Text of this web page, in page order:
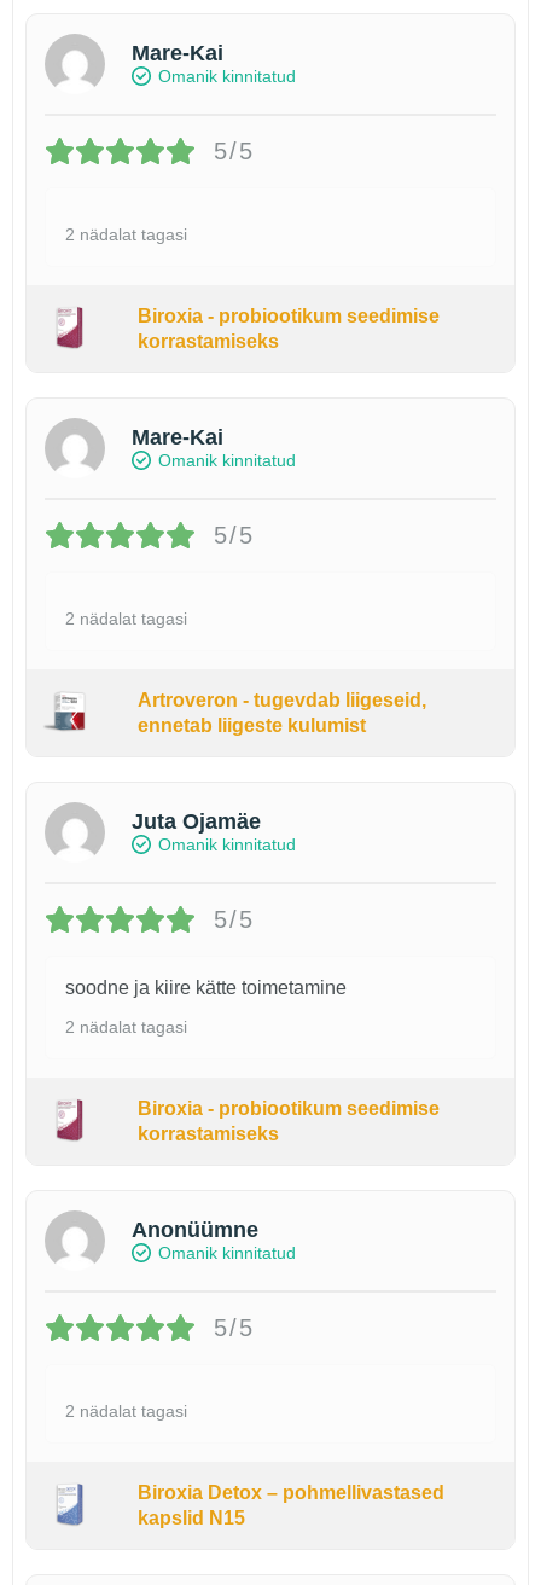
Mare-Kai
Omanik kinnitatud
5/5
2 nädalat tagasi
Biroxia - probiootikum seedimise
korrastamiseks
Mare-Kai
Omanik kinnitatud
5/5
2 nädalat tagasi
Artroveron - tugevdab liigeseid,
ennetab liigeste kulumist
Juta Ojamäe
Omanik kinnitatud
5/5
soodne ja kiire kätte toimetamine
2 nädalat tagasi
Biroxia - probiootikum seedimise
korrastamiseks
Anonüümne
Omanik kinnitatud
5/5
2 nädalat tagasi
Biroxia Detox – pohmellivastased
kapslid N15